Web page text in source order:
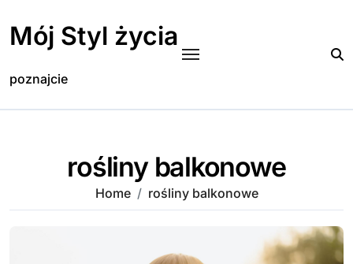
content
Mój Styl życia
poznajcie
rośliny balkonowe
Home rośliny balkonowe